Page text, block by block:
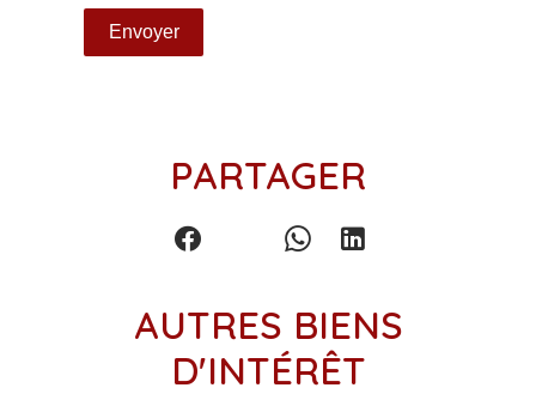
Envoyer
PARTAGER
AUTRES BIENS
D'INTÉRÊT